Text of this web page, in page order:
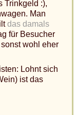
Trinkgeld :),
Man
das damals
für Besucher
wohl eher
Lohnt sich
ist das